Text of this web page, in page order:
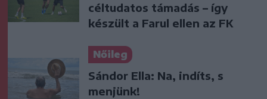
céltudatos támadás – így
készült a Farul ellen az FK
Nőileg
Sándor Ella: Na, indíts, s
menjünk!